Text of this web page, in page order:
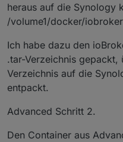
heraus auf die Synology
/volume1/docker/
Ich habe dazu den
.tar-Verzeichnis gepackt,
Verzeichnis auf die
entpackt.
Advanced Schritt 2.
Den Container aus